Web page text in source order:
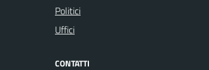
Politici
Uffici
CONTATTI